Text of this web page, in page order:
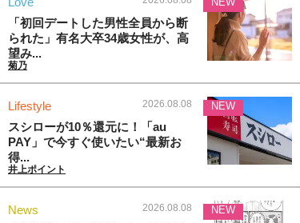
「初回デートした男性全員から断
られた」有名大卒34歳女性が、高
望み...
菊乃
Lifestyle 2026.08.08
スシローが10％還元に！「au
PAY」で今すぐ使いたい“最新お
得...
井上ポイント
NEW
News 2026.08.08 NEW